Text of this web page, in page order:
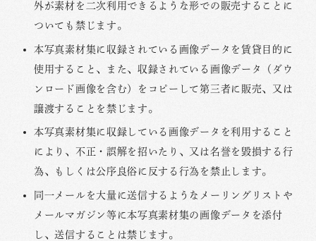
外が素材を二次利用できるような形での販売することに
ついても禁じます。
本写真素材集に収録されている画像データを賃貸目的に
使用すること、また、収録されている画像データ（ダウ
ンロード画像を含む）をコピーして第三者に販売、又は
譲渡することを禁じます。
本写真素材集に収録している画像データを利用すること
により、不正・誤解を招いたり、又は名誉を毀損する行
為、もしくは公序良俗に反する行為を禁止します。
同一メールを大量に送信するようなメーリングリストや
メールマガジン等に本写真素材集の画像データを添付
し、送信することは禁じます。